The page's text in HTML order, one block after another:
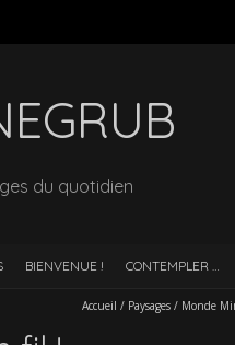
du quotidien
BIENVENUE ! CONTEMPLER …
Accueil / Paysages / Monde